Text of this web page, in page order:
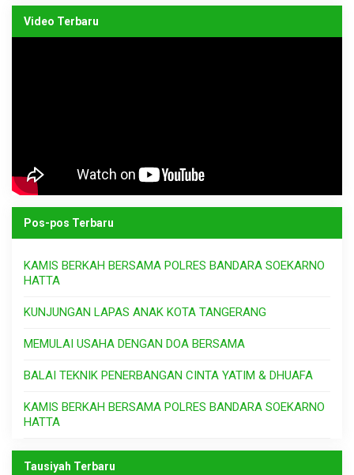
Video Terbaru
Pos-pos Terbaru
KAMIS BERKAH BERSAMA POLRES BANDARA SOEKARNO
HATTA
KUNJUNGAN LAPAS ANAK KOTA TANGERANG
MEMULAI USAHA DENGAN DOA BERSAMA
BALAI TEKNIK PENERBANGAN CINTA YATIM & DHUAFA
KAMIS BERKAH BERSAMA POLRES BANDARA SOEKARNO
HATTA
Tausiyah Terbaru